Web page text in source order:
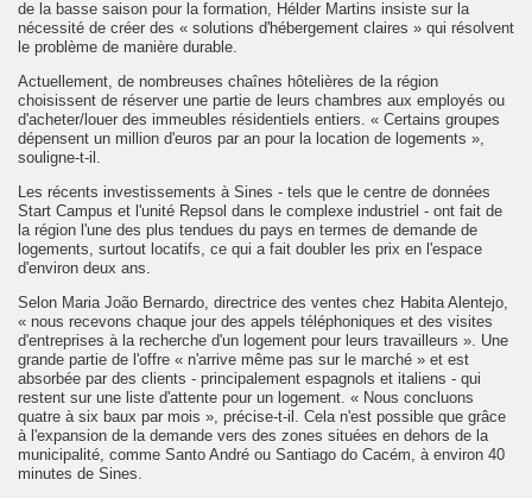
de la basse saison pour la formation, Hélder Martins insiste sur la
nécessité de créer des « solutions d'hébergement claires » qui résolvent
le problème de manière durable.
Actuellement, de nombreuses chaînes hôtelières de la région
choisissent de réserver une partie de leurs chambres aux employés ou
d'acheter/louer des immeubles résidentiels entiers. « Certains groupes
dépensent un million d'euros par an pour la location de logements »,
souligne-t-il.
Les récents investissements à Sines - tels que le centre de données
Start Campus et l'unité Repsol dans le complexe industriel - ont fait de
la région l'une des plus tendues du pays en termes de demande de
logements, surtout locatifs, ce qui a fait doubler les prix en l'espace
d'environ deux ans.
Selon Maria João Bernardo, directrice des ventes chez Habita Alentejo,
« nous recevons chaque jour des appels téléphoniques et des visites
d'entreprises à la recherche d'un logement pour leurs travailleurs ». Une
grande partie de l'offre « n'arrive même pas sur le marché » et est
absorbée par des clients - principalement espagnols et italiens - qui
restent sur une liste d'attente pour un logement. « Nous concluons
quatre à six baux par mois », précise-t-il. Cela n'est possible que grâce
à l'expansion de la demande vers des zones situées en dehors de la
municipalité, comme Santo André ou Santiago do Cacém, à environ 40
minutes de Sines.